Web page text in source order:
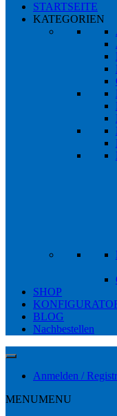
STARTSEITE
KATEGORIEN
SHOP
BLOG
Nachbestellen
Anmelden /
MENUMENU